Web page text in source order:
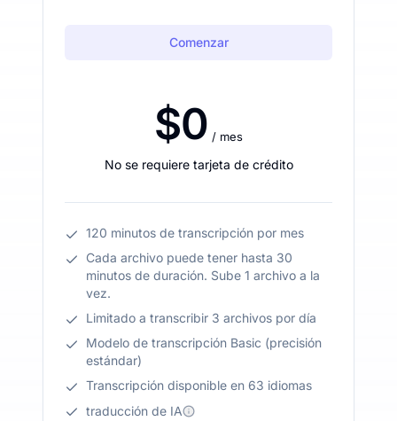
Comenzar
$0 / mes
No se requiere tarjeta de crédito
120 minutos de transcripción por mes
Cada archivo puede tener hasta 30
minutos de duración. Sube 1 archivo a la
vez.
Limitado a transcribir 3 archivos por día
Modelo de transcripción Basic (precisión
estándar)
Transcripción disponible en 63 idiomas
traducción de IA